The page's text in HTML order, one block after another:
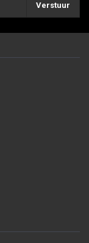
Verstuur